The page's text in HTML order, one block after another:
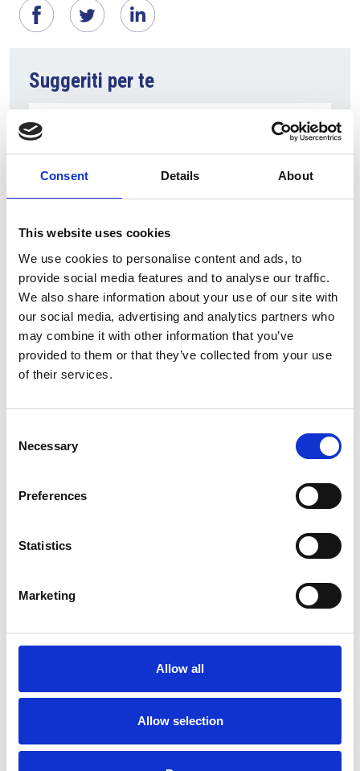
Consent Details About
This website uses cookies
We use cookies to personalise content and ads, to
provide social media features and to analyse our traffic.
We also share information about your use of our site with
our social media, advertising and analytics partners who
may combine it with other information that you’ve
provided to them or that they’ve collected from your use
of their services.
Selection
Necessary
Preferences
Statistics
Marketing
Allow all
Allow selection
Suggeriti per te
10 Agosto 2026
Il vino italiano rimane leader sul mercato ceco
Italia
Repubblica Ceca
Repubblica Ceca